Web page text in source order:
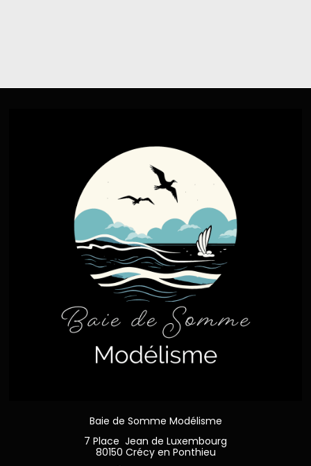
Baie de Somme Modélisme
7 Place Jean de Luxembourg
80150 Crécy en Ponthieu